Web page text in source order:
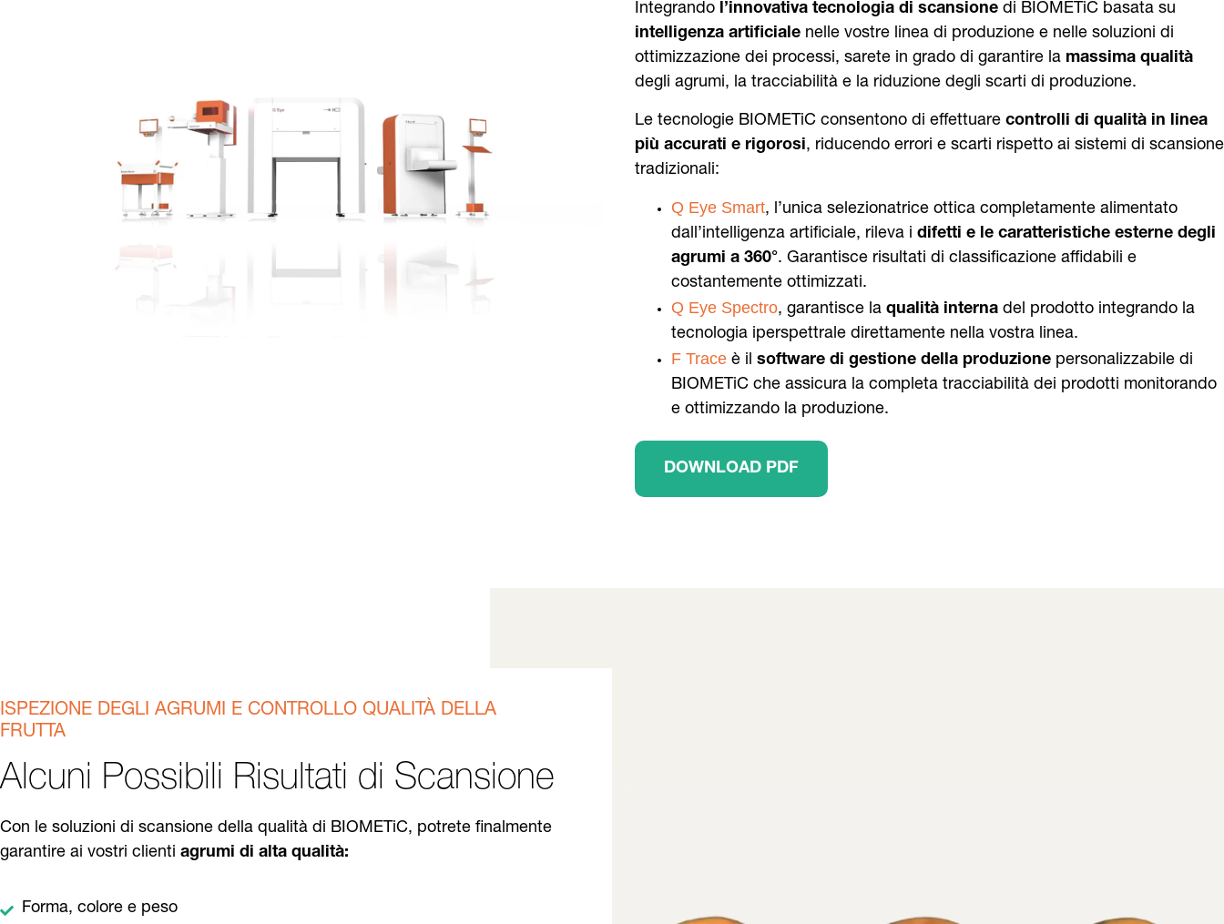
Integrando l’innovativa tecnologia di scansione di BIOMETiC basata su
intelligenza artificiale nelle vostre linea di produzione e nelle soluzioni di
ottimizzazione dei processi, sarete in grado di garantire la massima qualità
degli agrumi, la tracciabilità e la riduzione degli scarti di produzione.
Le tecnologie BIOMETiC consentono di effettuare controlli di qualità in linea
più accurati e rigorosi, riducendo errori e scarti rispetto ai sistemi di scansione
tradizionali:
Q Eye Smart, l’unica selezionatrice ottica completamente alimentato
dall’intelligenza artificiale, rileva i difetti e le caratteristiche esterne degli
agrumi a 360°. Garantisce risultati di classificazione affidabili e
costantemente ottimizzati.
Q Eye Spectro, garantisce la qualità interna del prodotto integrando la
tecnologia iperspettrale direttamente nella vostra linea.
F Trace è il software di gestione della produzione personalizzabile di
BIOMETiC che assicura la completa tracciabilità dei prodotti monitorando
e ottimizzando la produzione.
DOWNLOAD PDF
ISPEZIONE DEGLI AGRUMI E CONTROLLO QUALITÀ DELLA
FRUTTA
Alcuni Possibili Risultati di Scansione
Con le soluzioni di scansione della qualità di BIOMETiC, potrete finalmente
garantire ai vostri clienti agrumi di alta qualità:
Forma, colore e peso